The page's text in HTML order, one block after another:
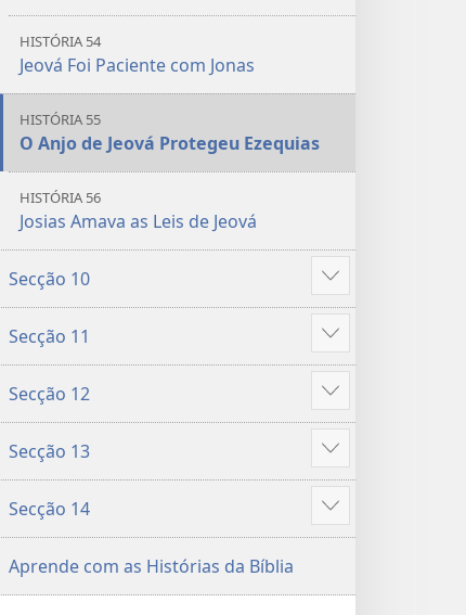
HISTÓRIA 54
Jeová Foi Paciente com Jonas
HISTÓRIA 55
O Anjo de Jeová Protegeu Ezequias
HISTÓRIA 56
Josias Amava as Leis de Jeová
Secção 10
Mostrar
mais
Secção 11
Mostrar
mais
Secção 12
Mostrar
mais
Secção 13
Mostrar
mais
Secção 14
Mostrar
mais
Aprende com as Histórias da Bíblia